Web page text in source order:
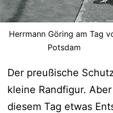
Herrmann Göring am Tag
Potsdam
Der preußische
kleine Randfigur.
diesem Tag etwas